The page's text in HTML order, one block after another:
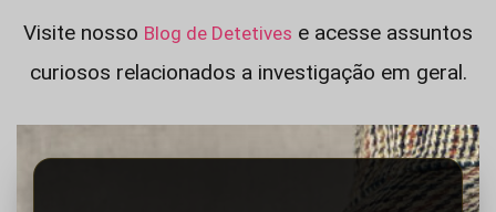
Visite nosso Blog de Detetives e acesse assuntos
curiosos relacionados a investigação em geral.